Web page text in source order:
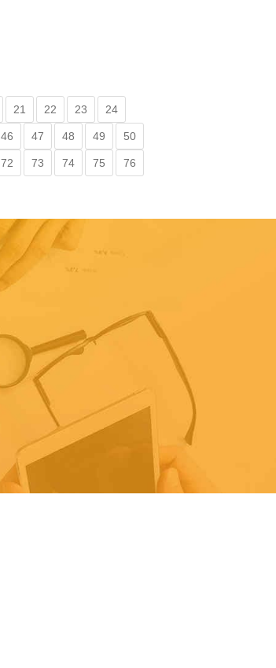
21 22 23 24
46 47 48 49 50
72 73 74 75 76